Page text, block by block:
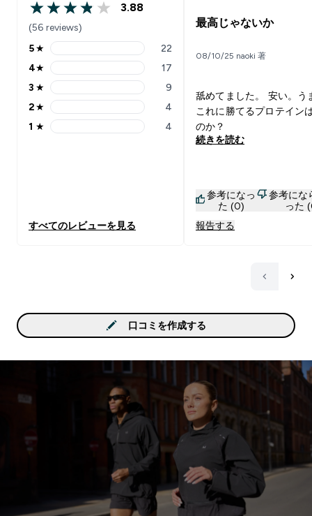
3.88 out of 5 stars
3.88
(56 reviews)
5 stars rating 22 reviews
5★ 22
4 stars rating 17 reviews
4★ 17
3 stars rating 9 reviews
3 ★ 9
2 stars rating 4 reviews
2★ 4
1 stars rating 4 reviews
1 ★ 4
すべてのレビューを見る
最高じゃないか
08/10/25 naoki 著
舐めてました。 安い。う
これに勝てるプロテイン
のか？
続きを読む
参考になっ
た (0)
参考にな
った
報告する
口コミを作成する